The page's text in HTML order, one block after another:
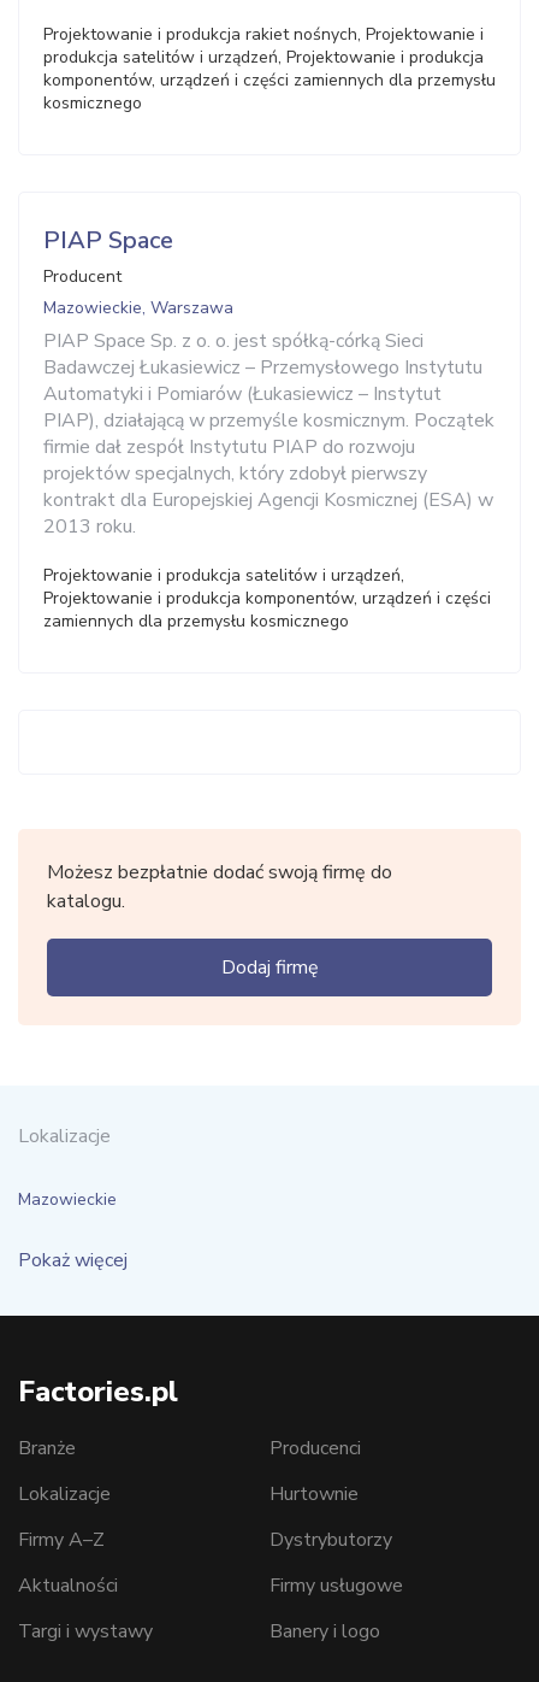
Projektowanie i produkcja rakiet nośnych, Projektowanie i
produkcja satelitów i urządzeń, Projektowanie i produkcja
komponentów, urządzeń i części zamiennych dla przemysłu
kosmicznego
PIAP Space
Producent
Mazowieckie, Warszawa
PIAP Space Sp. z o. o. jest spółką-córką Sieci
Badawczej Łukasiewicz – Przemysłowego Instytutu
Automatyki i Pomiarów (Łukasiewicz – Instytut
PIAP), działającą w przemyśle kosmicznym. Początek
firmie dał zespół Instytutu PIAP do rozwoju
projektów specjalnych, który zdobył pierwszy
kontrakt dla Europejskiej Agencji Kosmicznej (ESA) w
2013 roku.
Projektowanie i produkcja satelitów i urządzeń,
Projektowanie i produkcja komponentów, urządzeń i części
zamiennych dla przemysłu kosmicznego
Możesz bezpłatnie dodać swoją firmę do
katalogu.
Dodaj firmę
Lokalizacje
Mazowieckie
Pokaż więcej
Factories.pl
Branże
Lokalizacje
Firmy A–Z
Aktualności
Targi i wystawy
Producenci
Hurtownie
Dystrybutorzy
Firmy usługowe
Banery i logo